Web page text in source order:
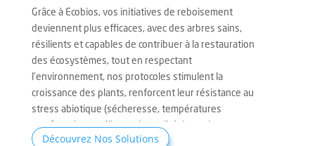
Grâce à Ecobios, vos initiatives de reboisement
deviennent plus efficaces, avec des arbres sains,
résilients et capables de contribuer à la restauration
des écosystèmes, tout en respectant
l’environnement, nos protocoles stimulent la
croissance des plants, renforcent leur résistance au
stress abiotique (sécheresse, températures
extrêmes) et améliorent la qualité des sols.
Découvrez Nos Solutions